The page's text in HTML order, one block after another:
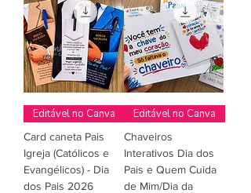
Editável no Canva
Card caneta Pais
Igreja (Católicos e
Evangélicos) - Dia
dos Pais 2026
Editável no Canva
Chaveiros
Interativos Dia dos
Pais e Quem Cuida
de Mim/Dia da